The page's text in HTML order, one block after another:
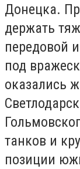
Донецка.
держать
передовой
под
оказались
танков и
позиции